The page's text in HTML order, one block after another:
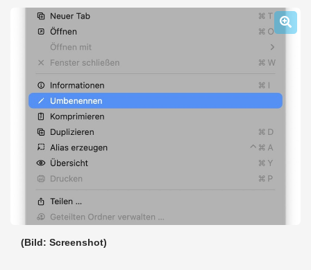
(Bild: Screenshot)